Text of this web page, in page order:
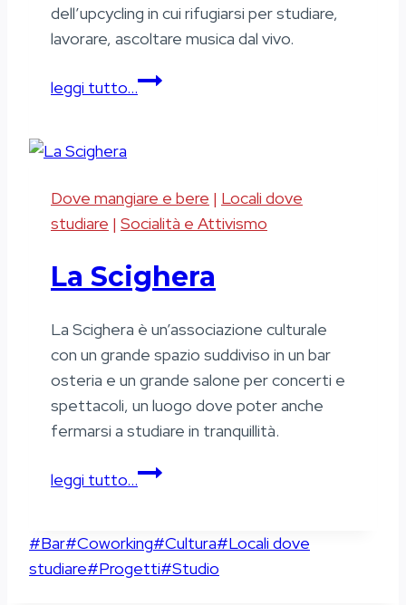
dell’upcycling in cui rifugiarsi per studiare,
lavorare, ascoltare musica dal vivo.
leggi tutto…Upcycle
Dove mangiare e bere | Locali dove
studiare | Socialità e Attivismo
La Scighera
La Scighera è un’associazione culturale
con un grande spazio suddiviso in un bar
osteria e un grande salone per concerti e
spettacoli, un luogo dove poter anche
fermarsi a studiare in tranquillità.
leggi tutto…La
Tag
articolo:
#Bar#Coworking#Cultura#Locali dove
studiare#Progetti#Studio